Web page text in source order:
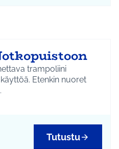
trampoliini
Etenkin nuoret
Tutustu